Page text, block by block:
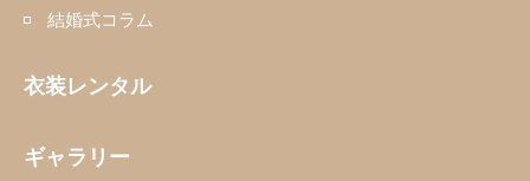
結婚式コラム
衣装レンタル
ギャラリー